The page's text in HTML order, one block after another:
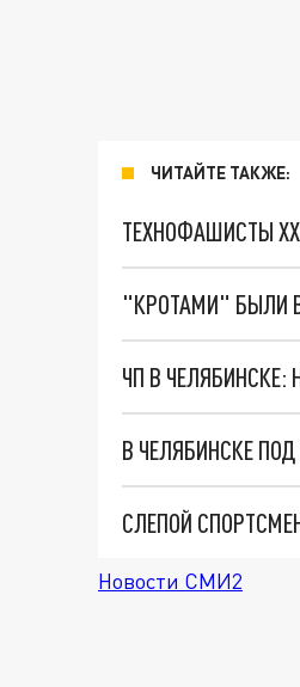
ЧИТАЙТЕ ТАКЖЕ:
ТЕХНОФАШИСТЫ
"КРОТАМИ" БЫЛИ
ЧП В
В ЧЕЛЯБИНСКЕ
СЛЕПОЙ
Новости СМИ2